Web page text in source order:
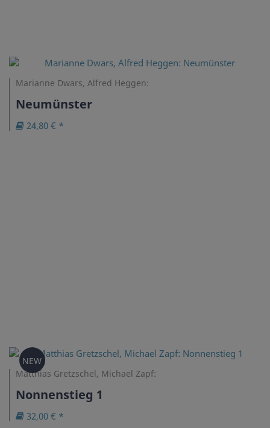
Marianne Dwars, Alfred Heggen:
Neumünster
24,80 € *
NEW
Matthias Gretzschel, Michael Zapf:
Nonnenstieg 1
32,00 € *